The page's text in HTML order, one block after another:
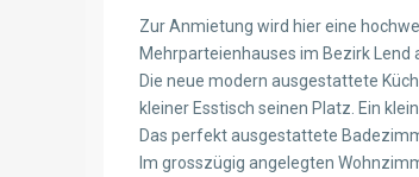
Zur Anmietung wird hier eine
Mehrparteienhauses im Bezirk Lend
Die neue modern ausgestattete
kleiner Esstisch seinen Platz. Ein
Das perfekt ausgestattete
Im grosszügig angelegten